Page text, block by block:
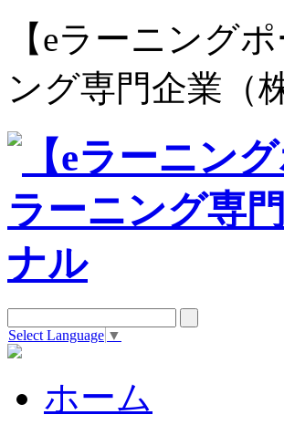
【eラーニング
ング専門企業（
Select Language ▼
ホーム